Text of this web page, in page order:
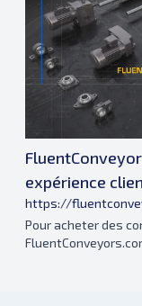
expérience
https://
Pour acheter des